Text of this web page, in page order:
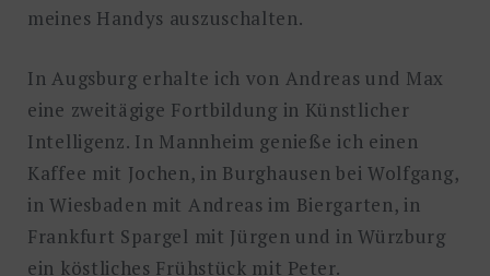
meines Handys auszuschalten.
In Augsburg erhalte ich von Andreas und Max
eine zweitägige Fortbildung in Künstlicher
Intelligenz. In Mannheim genieße ich einen
Kaffee mit Jochen, in Burghausen bei Wolfgang,
in Wiesbaden mit Andreas im Biergarten, in
Frankfurt Spargel mit Jürgen und in Würzburg
ein köstliches Frühstück mit Peter.